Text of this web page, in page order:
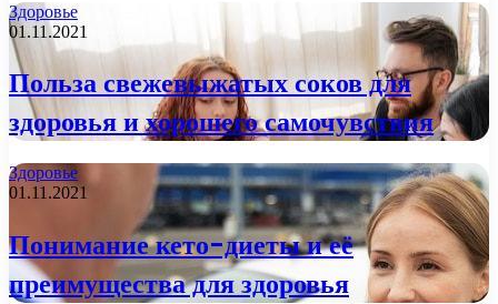
Здоровье
01.11.2021
Польза свежевыжатых соков для
здоровья и хорошего самочувствия
Здоровье
01.11.2021
Понимание кето-диеты и её
преимущества для здоровья